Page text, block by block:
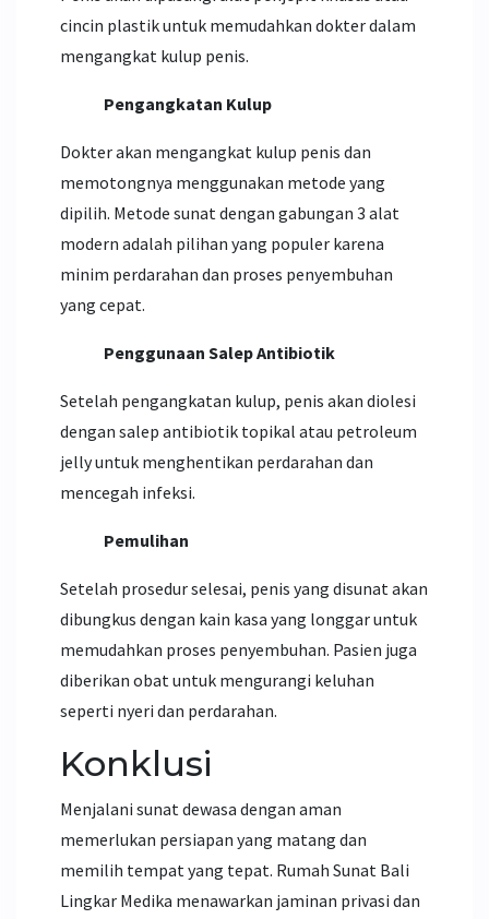
cincin plastik untuk memudahkan dokter dalam
mengangkat kulup penis.
Pengangkatan Kulup
Dokter akan mengangkat kulup penis dan
memotongnya menggunakan metode yang
dipilih. Metode sunat dengan gabungan 3 alat
modern adalah pilihan yang populer karena
minim perdarahan dan proses penyembuhan
yang cepat.
Penggunaan Salep Antibiotik
Setelah pengangkatan kulup, penis akan diolesi
dengan salep antibiotik topikal atau petroleum
jelly untuk menghentikan perdarahan dan
mencegah infeksi.
Pemulihan
Setelah prosedur selesai, penis yang disunat akan
dibungkus dengan kain kasa yang longgar untuk
memudahkan proses penyembuhan. Pasien juga
diberikan obat untuk mengurangi keluhan
seperti nyeri dan perdarahan.
Konklusi
Menjalani sunat dewasa dengan aman
memerlukan persiapan yang matang dan
memilih tempat yang tepat. Rumah Sunat Bali
Lingkar Medika menawarkan jaminan privasi dan